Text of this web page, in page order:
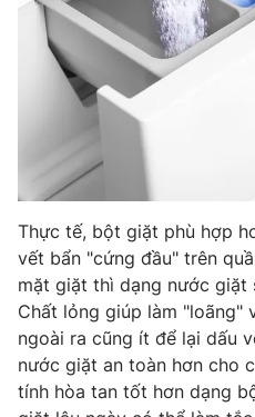
® Cấm sao chép dưới mọi hình
thuận bằng văn bản. Ghi rõ
thông tin từ website này.
Thực tế, bột giặt phù hợp
vết bẩn "cứng đầu" trên
mặt giặt thì dạng nước giặt
Chất lỏng giúp làm "loãng"
ngoài ra cũng ít để lại dấu
nước giặt an toàn hơn cho
tính hòa tan tốt hơn dạng